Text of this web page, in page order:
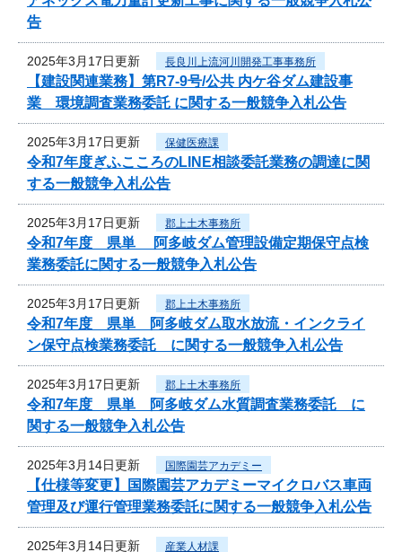
告
2025年3月17日更新 長良川上流河川開発工事事務所
【建設関連業務】第R7-9号/公共 内ケ谷ダム建設事
業 環境調査業務委託 に関する一般競争入札公告
2025年3月17日更新 保健医療課
令和7年度ぎふこころのLINE相談委託業務の調達に関
する一般競争入札公告
2025年3月17日更新 郡上土木事務所
令和7年度 県単 阿多岐ダム管理設備定期保守点検
業務委託に関する一般競争入札公告
2025年3月17日更新 郡上土木事務所
令和7年度 県単 阿多岐ダム取水放流・インクライ
ン保守点検業務委託 に関する一般競争入札公告
2025年3月17日更新 郡上土木事務所
令和7年度 県単 阿多岐ダム水質調査業務委託 に
関する一般競争入札公告
2025年3月14日更新 国際園芸アカデミー
【仕様等変更】国際園芸アカデミーマイクロバス車両
管理及び運行管理業務委託に関する一般競争入札公告
2025年3月14日更新 産業人材課